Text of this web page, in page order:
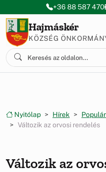
Ugrás a menüre
Ugrás a tartalomra
+36 88 587 470
Hajmáskér
KÖZSÉG
Nyitólap Hírek
Változik az orvosi rendelés
Változik az